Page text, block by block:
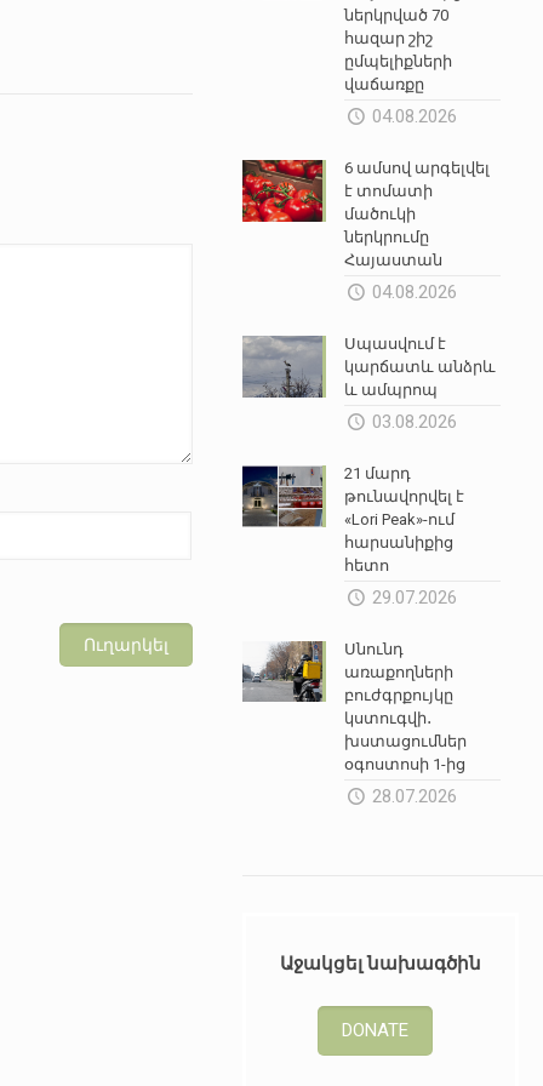
ներկրված 70
հազար շիշ
ըմպելիքների
վաճառքը
04.08.2026
6 ամսով արգելվել
է տոմատի
մածուկի
ներկրումը
Հայաստան
04.08.2026
Սպասվում է
կարճատև անձրև
և ամպրոպ
03.08.2026
21 մարդ
թունավորվել է
«Lori Peak»-ում
հարսանիքից
հետո
29.07.2026
Սնունդ
առաքողների
բուժգրքույկը
կստուգվի․
խստացումներ
օգոստոսի 1-ից
28.07.2026
Աջակցել նախագծին
DONATE